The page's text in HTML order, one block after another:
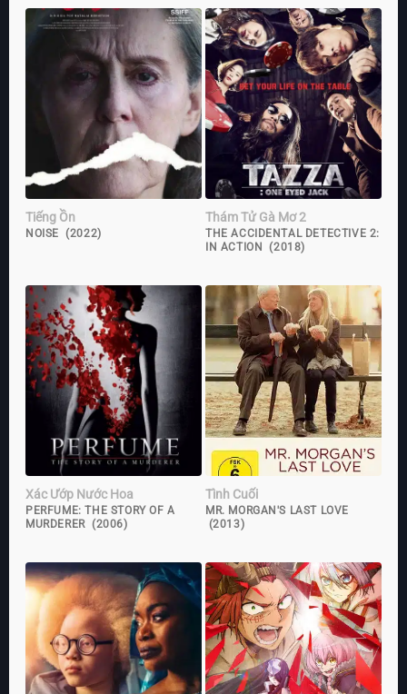
Tiếng Ồn
NOISE (2022)
Thám Tử Gà Mơ 2
THE ACCIDENTAL DETECTIVE 2:
IN ACTION (2018)
Xác Ướp Nước Hoa
PERFUME: THE STORY OF A
MURDERER (2006)
Tình Cuối
MR. MORGAN'S LAST LOVE
(2013)